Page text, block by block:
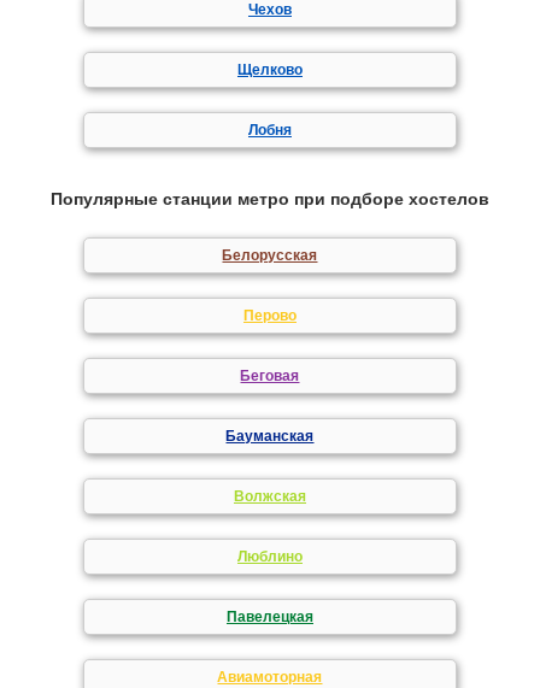
Чехов
Щелково
Лобня
Популярные станции метро при подборе хостелов
Белорусская
Перово
Беговая
Бауманская
Волжская
Люблино
Павелецкая
Авиамоторная